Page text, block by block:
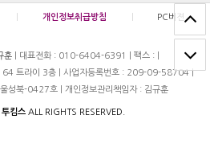
개인정보취급방침 PC버젼
훈 대표전화 : 010-6404-6391 팩스 :
64 트라이 3층
사업자등록번호 : 209-09-58704 |
성북-0427호
개인정보관리책임자 : 김규훈
투킴스 ALL RIGHTS RESERVED.